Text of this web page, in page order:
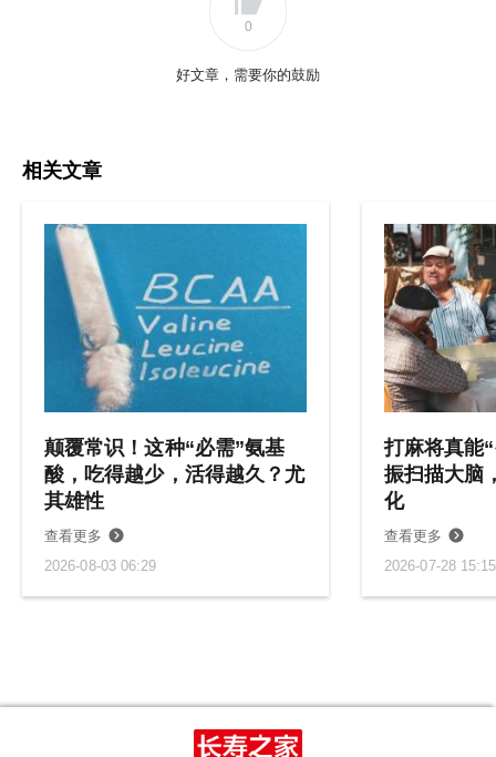
[4] López-Otín C, Blasco MA, Partridge L, Serrano M, Kroemer G.
0
好文章，需要你的鼓励
相关文章
颠覆常识！这种“必需”氨基
酸，吃得越少，活得越久？尤
其雄性
查看更多
2026-08-03 06:29
打麻将真能
振扫描大脑
化
查看更多
2026-07-28 15:15